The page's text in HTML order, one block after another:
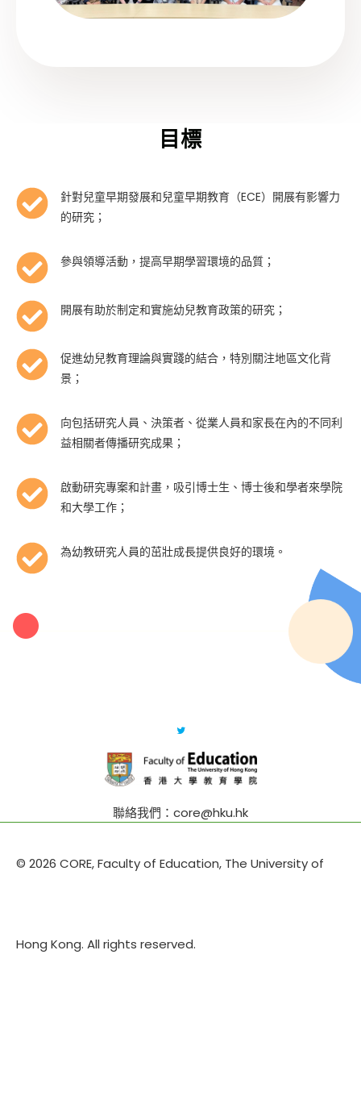
目標
針對兒童早期發展和兒童早期教育（ECE）開展有影響力
的研究；
參與領導活動，提高早期學習環境的品質；
開展有助於制定和實施幼兒教育政策的研究；
促進幼兒教育理論與實踐的結合，特別關注地區文化背
景；
向包括研究人員、決策者、從業人員和家長在內的不同利
益相關者傳播研究成果；
啟動研究專案和計畫，吸引博士生、博士後和學者來學院
和大學工作；
為幼教研究人員的茁壯成長提供良好的環境。
聯絡我們：core@hku.hk
© 2026 CORE, Faculty of Education, The University of
Hong Kong. All rights reserved.